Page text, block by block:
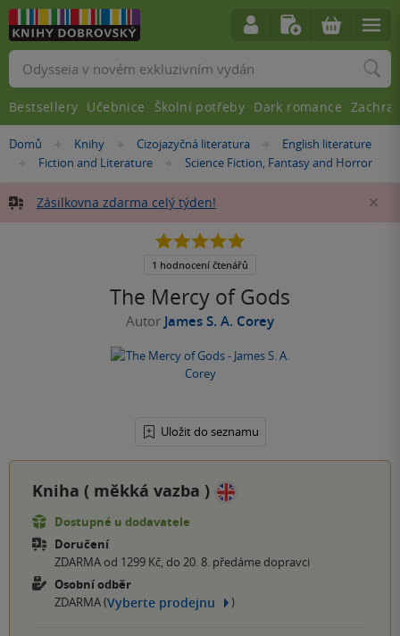
Nacházíte
Domů »Knihy »Cizojazyčná literatura »English literature
»Fiction and Literature »
Science Fiction, Fantasy and Horror
Zásilkovna zdarma celý týden!
The Mercy of Gods
Autor James S. A. Corey
Uložit do seznamu
5.0
5
1 hodnocení čtenářů
Kniha ( měkká vazba )
Dostupné u dodavatele
Doručení
ZDARMA od 1299 Kč, do 20. 8. předáme dopravci
Osobní odběr
ZDARMA (Vyberte prodejnu )
Vyhledávání
Bestsellery Učebnice Školní potřeby Dark romance